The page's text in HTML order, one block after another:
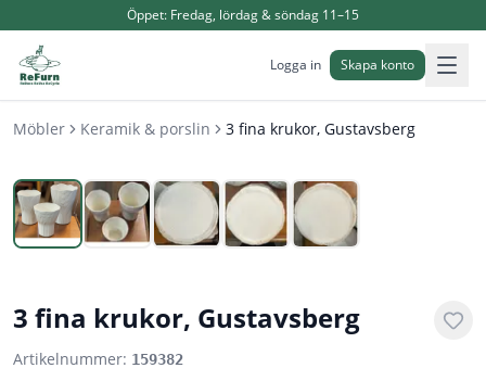
Öppet: Fredag, lördag & söndag 11–15
Logga in Skapa konto
Möbler Keramik & porslin 3 fina krukor, Gustavsberg
3 fina krukor, Gustavsberg
Artikelnummer: 159382